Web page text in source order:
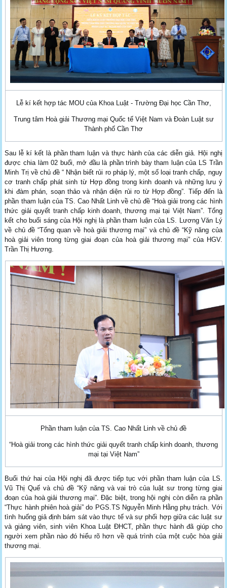
Lễ kí kết hợp tác MOU của Khoa Luật - Trường Đại học Cần Thơ,
Trung tâm Hoà giải Thương mại Quốc tế Việt Nam và Đoàn Luật sư
Thành phố Cần Thơ
Sau lễ kí kết là phần tham luận và thực hành của các diễn giả. Hội nghị
được chia làm 02 buổi, mở đầu là phần trình bày tham luận của LS Trần
Minh Trị về chủ đề “ Nhận biết rủi ro pháp lý, một số loại tranh chấp, nguy
cơ tranh chấp phát sinh từ Hợp đồng trong kinh doanh và những lưu ý
khi đàm phán, soạn thảo và nhận diện rủi ro từ Hợp đồng”. Tiếp đến là
phần tham luận của TS. Cao Nhất Linh về chủ đề “Hoà giải trong các hình
thức giải quyết tranh chấp kinh doanh, thương mại tại Việt Nam”. Tổng
kết cho buổi sáng của Hội nghị là phần tham luận của LS. Lương Văn Lý
về chủ đề “Tổng quan về hoà giải thương mại” và chủ đề “Kỹ năng của
hoà giải viên trong từng giai đoạn của hoà giải thương mại” của HGV.
Trần Thị Hương.
Phần tham luận của TS. Cao Nhất Linh về chủ đề
“Hoà giải trong các hình thức giải quyết tranh chấp kinh doanh, thương
mại tại Việt Nam”
Buổi thứ hai của Hội nghị đã được tiếp tục với phần tham luận của LS.
Vũ Thị Quế và chủ đề “Kỹ năng và vai trò của luật sư trong từng giai
đoạn của hoà giải thương mại”. Đặc biệt, trong hội nghị còn diễn ra phần
“Thực hành phiên hoà giải” do PGS.TS Nguyễn Minh Hằng phụ trách. Với
tình huống giả định bám sát vào thực tế và sự phối hợp giữa các luật sư
và giảng viên, sinh viên Khoa Luật ĐHCT, phần thực hành đã giúp cho
người xem phần nào đó hiểu rõ hơn về quá trình của một cuộc hòa giải
thương mại.